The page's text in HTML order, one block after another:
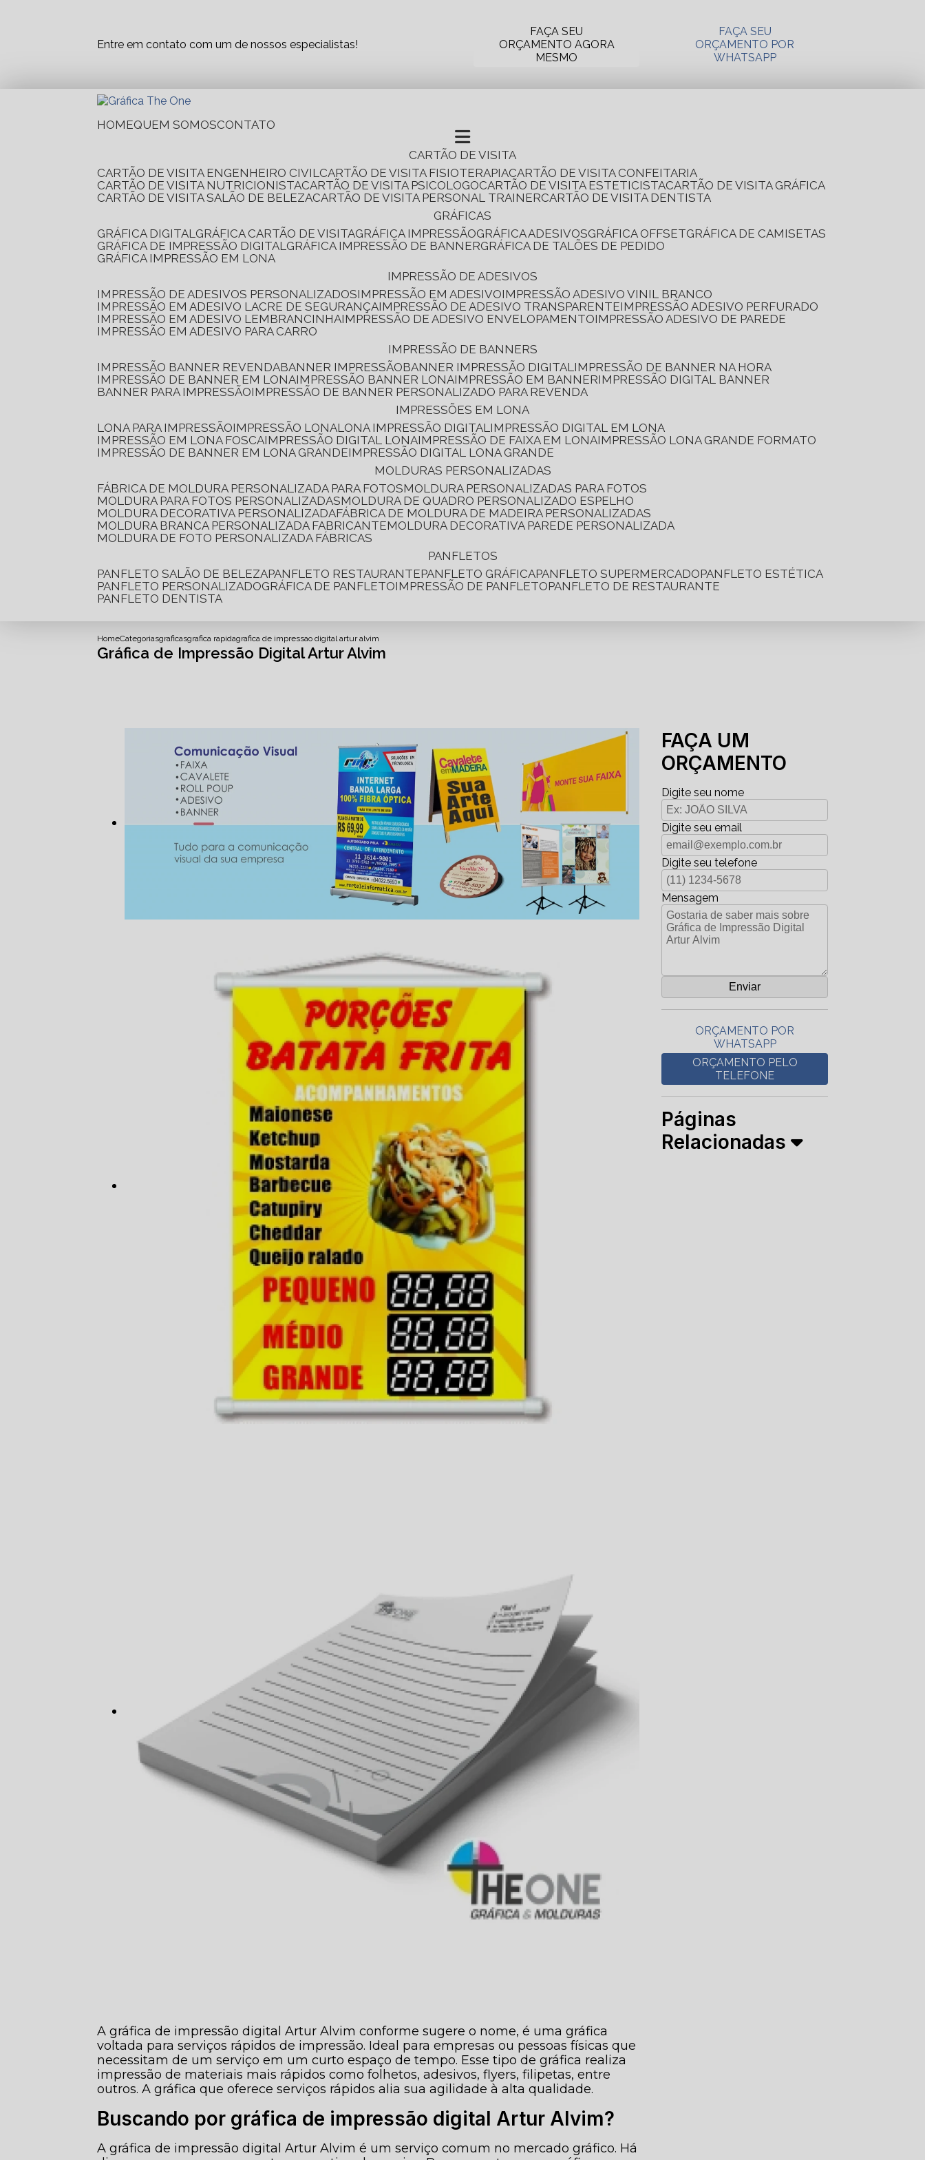
Entre em contato com um de nossos especialistas!
FAÇA SEU
ORÇAMENTO AGORA
MESMO
FAÇA SEU
ORÇAMENTO POR
WHATSAPP
HOME QUEM SOMOS CONTATO
CARTÃO DE VISITA
CARTÃO DE VISITA ENGENHEIRO CIVIL CARTÃO DE VISITA FISIOTERAPIA CARTÃO DE VISITA CONFEITARIA
CARTÃO DE VISITA NUTRICIONISTA CARTÃO DE VISITA PSICOLOGO CARTÃO DE VISITA ESTETICISTA CARTÃO DE VISITA GRÁFICA
CARTÃO DE VISITA SALÃO DE BELEZA CARTÃO DE VISITA PERSONAL TRAINER CARTÃO DE VISITA DENTISTA
GRÁFICAS
GRÁFICA DIGITAL
GRÁFICA CARTÃO DE VISITA GRÁFICA IMPRESSÃO GRÁFICA ADESIVOS GRÁFICA OFFSET
GRÁFICA DE CAMISETAS
GRÁFICA DE IMPRESSÃO DIGITAL
GRÁFICA IMPRESSÃO DE BANNER
GRÁFICA DE TALÕES DE PEDIDO
GRÁFICA IMPRESSÃO EM LONA
IMPRESSÃO DE ADESIVOS
IMPRESSÃO DE ADESIVOS PERSONALIZADOS IMPRESSÃO EM ADESIVO IMPRESSÃO ADESIVO VINIL BRANCO
IMPRESSÃO EM ADESIVO LACRE DE SEGURANÇA IMPRESSÃO DE ADESIVO TRANSPARENTE IMPRESSÃO ADESIVO PERFURADO
IMPRESSÃO EM ADESIVO LEMBRANCINHA IMPRESSÃO DE ADESIVO ENVELOPAMENTO IMPRESSÃO ADESIVO DE PAREDE
IMPRESSÃO EM ADESIVO PARA CARRO
IMPRESSÃO DE BANNERS
IMPRESSÃO BANNER REVENDA
BANNER IMPRESSÃO BANNER IMPRESSÃO DIGITAL IMPRESSÃO DE BANNER NA HORA
IMPRESSÃO DE BANNER EM LONA IMPRESSÃO BANNER LONA IMPRESSÃO EM BANNER IMPRESSÃO DIGITAL BANNER
BANNER PARA IMPRESSÃO IMPRESSÃO DE BANNER PERSONALIZADO PARA REVENDA
IMPRESSÕES EM LONA
LONA PARA IMPRESSÃO IMPRESSÃO LONA LONA IMPRESSÃO DIGITAL IMPRESSÃO DIGITAL EM LONA
IMPRESSÃO EM LONA FOSCA IMPRESSÃO DIGITAL LONA IMPRESSÃO DE FAIXA EM LONA IMPRESSÃO LONA GRANDE FORMATO
IMPRESSÃO DE BANNER EM LONA GRANDE IMPRESSÃO DIGITAL LONA GRANDE
MOLDURAS PERSONALIZADAS
FÁBRICA DE MOLDURA PERSONALIZADA PARA FOTOS
MOLDURA PERSONALIZADAS PARA FOTOS
MOLDURA PARA FOTOS PERSONALIZADAS
MOLDURA DE QUADRO PERSONALIZADO ESPELHO
MOLDURA DECORATIVA PERSONALIZADA FÁBRICA DE MOLDURA DE MADEIRA PERSONALIZADAS
MOLDURA BRANCA PERSONALIZADA FABRICANTE
MOLDURA DECORATIVA PAREDE PERSONALIZADA
MOLDURA DE FOTO PERSONALIZADA FÁBRICAS
PANFLETOS
PANFLETO SALÃO DE BELEZA PANFLETO RESTAURANTE PANFLETO GRÁFICA PANFLETO SUPERMERCADO PANFLETO ESTÉTICA
PANFLETO PERSONALIZADO
GRÁFICA DE PANFLETO IMPRESSÃO DE PANFLETO PANFLETO DE RESTAURANTE
PANFLETO DENTISTA
HomeCategoriasgraficasgrafica rapidagrafica de impressao digital artur alvim
Gráfica de Impressão Digital Artur Alvim
A gráfica de impressão digital Artur Alvim conforme sugere o nome, é uma gráfica
voltada para serviços rápidos de impressão. Ideal para empresas ou pessoas físicas que
necessitam de um serviço em um curto espaço de tempo. Esse tipo de gráfica realiza
impressão de materiais mais rápidos como folhetos, adesivos, flyers, filipetas, entre
outros. A gráfica que oferece serviços rápidos alia sua agilidade à alta qualidade.
Buscando por gráfica de impressão digital Artur Alvim?
A gráfica de impressão digital Artur Alvim é um serviço comum no mercado gráfico. Há
FAÇA UM
ORÇAMENTO
Digite seu nome
Digite seu email
Digite seu telefone
Mensagem
ORÇAMENTO POR
WHATSAPP
ORÇAMENTO PELO
TELEFONE
Páginas
Relacionadas